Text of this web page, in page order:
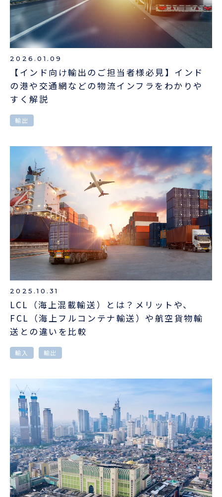
2026.01.09
【インド向け輸出のご担当者様必見】インド
の港や交通網などの物流インフラをわかりや
すく解説
輸出
2025.10.31
LCL（海上混載輸送）とは？メリットや、
FCL（海上フルコンテナ輸送）や航空貨物輸
送との違いを比較
輸入 輸出